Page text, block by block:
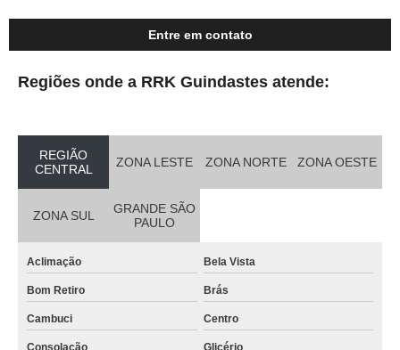
Entre em contato
Regiões onde a RRK Guindastes atende:
REGIÃO
CENTRAL
ZONA LESTE ZONA NORTE ZONA OESTE
ZONA SUL
GRANDE SÃO
PAULO
Aclimação Bela Vista
Bom Retiro Brás
Cambuci Centro
Consolação Glicério